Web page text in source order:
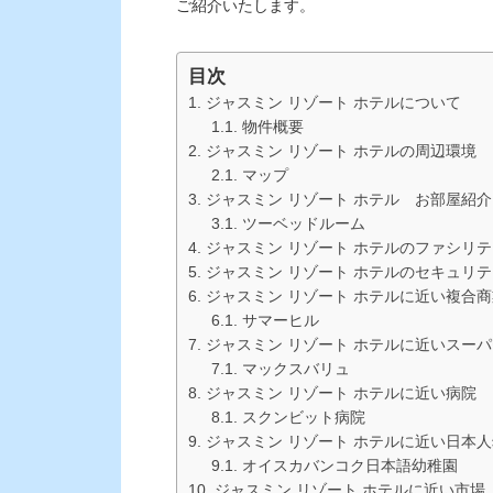
ご紹介いたします。
目次
ジャスミン リゾート ホテルについて
物件概要
ジャスミン リゾート ホテルの周辺環境
マップ
ジャスミン リゾート ホテル お部屋紹介
ツーベッドルーム
ジャスミン リゾート ホテルのファシリテ
ジャスミン リゾート ホテルのセキュリテ
ジャスミン リゾート ホテルに近い複合
サマーヒル
ジャスミン リゾート ホテルに近いスー
マックスバリュ
ジャスミン リゾート ホテルに近い病院
スクンビット病院
ジャスミン リゾート ホテルに近い日本
オイスカバンコク日本語幼稚園